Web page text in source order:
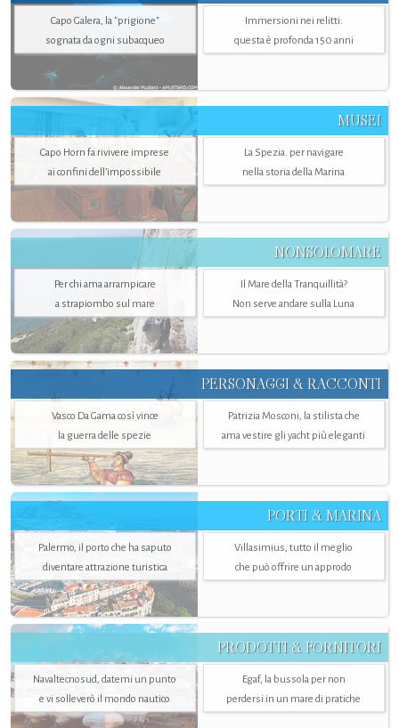
Capo Galera, la "prigione"
sognata da ogni subacqueo
Immersioni nei relitti:
questa è profonda 150 anni
MUSEI
Capo Horn fa rivivere imprese
ai confini dell’impossibile
La Spezia. per navigare
nella storia della Marina
NONSOLOMARE
Per chi ama arrampicare
a strapiombo sul mare
Il Mare della Tranquillità?
Non serve andare sulla Luna
PERSONAGGI & RACCONTI
Vasco Da Gama così vince
la guerra delle spezie
Patrizia Mosconi, la stilista che
ama vestire gli yacht più eleganti
PORTI & MARINA
Palermo, il porto che ha saputo
diventare attrazione turistica
Villasimius, tutto il meglio
che può offrire un approdo
PRODOTTI & FORNITORI
Navaltecnosud, datemi un punto
e vi solleverò il mondo nautico
Egaf, la bussola per non
perdersi in un mare di pratiche